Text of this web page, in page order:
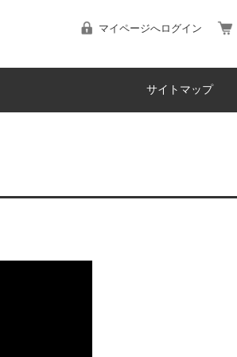
マイページへログイン
サイトマップ